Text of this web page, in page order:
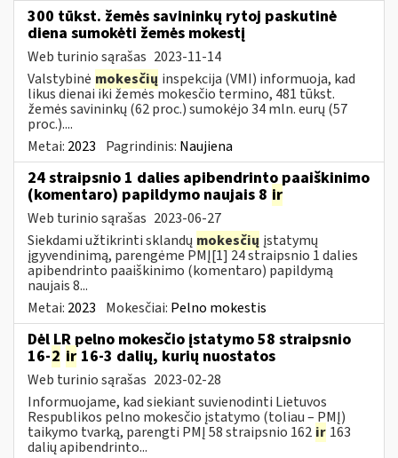
300 tūkst. žemės savininkų rytoj paskutinė
diena sumokėti žemės mokestį
Web turinio sąrašas 2023-11-14
Valstybinė mokesčių inspekcija (VMI) informuoja, kad
likus dienai iki žemės mokesčio termino, 481 tūkst.
žemės savininkų (62 proc.) sumokėjo 34 mln. eurų (57
proc.)....
Metai: 2023 Pagrindinis: Naujiena
24 straipsnio 1 dalies apibendrinto paaiškinimo
(komentaro) papildymo naujais 8 ir
Web turinio sąrašas 2023-06-27
Siekdami užtikrinti sklandų mokesčių įstatymų
įgyvendinimą, parengėme PMĮ[1] 24 straipsnio 1 dalies
apibendrinto paaiškinimo (komentaro) papildymą
naujais 8...
Metai: 2023 Mokesčiai: Pelno mokestis
Dėl LR pelno mokesčio įstatymo 58 straipsnio
16-2 ir 16-3 dalių, kurių nuostatos
Web turinio sąrašas 2023-02-28
Informuojame, kad siekiant suvienodinti Lietuvos
Respublikos pelno mokesčio įstatymo (toliau – PMĮ)
taikymo tvarką, parengti PMĮ 58 straipsnio 162 ir 163
dalių apibendrinto...